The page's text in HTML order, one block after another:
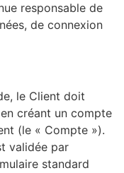
responsable de
de connexion
le Client doit
créant un compte
(le « Compte »).
validée par
standard